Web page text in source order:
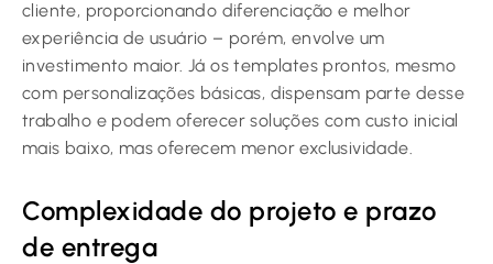
cliente, proporcionando diferenciação e melhor
experiência de usuário – porém, envolve um
investimento maior. Já os templates prontos, mesmo
com personalizações básicas, dispensam parte desse
trabalho e podem oferecer soluções com custo inicial
mais baixo, mas oferecem menor exclusividade.
Complexidade do projeto e prazo
de entrega